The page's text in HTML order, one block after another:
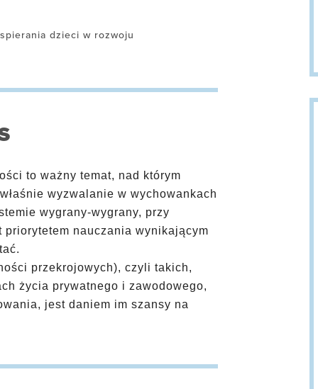
dzieci w rozwoju
to ważny temat, nad którym
wyzwalanie w wychowankach
wygrany-wygrany, przy
nauczania wynikającym
przekrojowych), czyli takich,
życia prywatnego i zawodowego,
jest daniem im szansy na